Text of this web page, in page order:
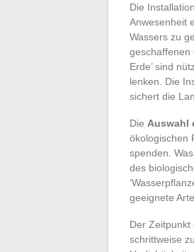
Die
Anwesenheit
Wassers zu
geschaffenen
Erde’ sind
lenken. Die
sichert die
Die Auswahl
ökologischen
spenden.
des
geeignete
Der Zeitpunkt
schrittweise